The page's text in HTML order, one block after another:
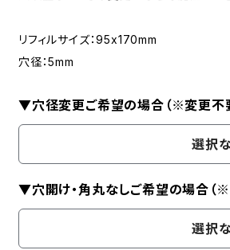
リフィルサイズ：95x170mm
穴径：5mm
▼穴径変更ご希望の場合（※変更不
選択
▼穴開け・角丸なしご希望の場合（
選択